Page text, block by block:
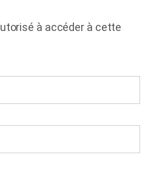
à accéder à cette